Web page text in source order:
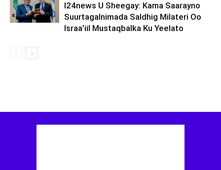
I24news U Sheegay: Kama Saarayno
Suurtagalnimada Saldhig Milateri Oo
Israa’iil Mustaqbalka Ku Yeelato